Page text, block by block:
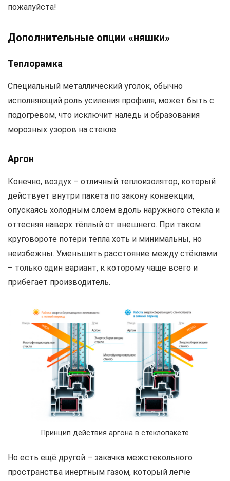
пожалуйста!
Дополнительные опции «няшки»
Теплорамка
Специальный металлический уголок, обычно
исполняющий роль усиления профиля, может быть с
подогревом, что исключит наледь и образования
морозных узоров на стекле.
Аргон
Конечно, воздух – отличный теплоизолятор, который
действует внутри пакета по закону конвекции,
опускаясь холодным слоем вдоль наружного стекла и
оттесняя наверх тёплый от внешнего. При таком
круговороте потери тепла хоть и минимальны, но
неизбежны. Уменьшить расстояние между стёклами
– только один вариант, к которому чаще всего и
прибегает производитель.
Принцип действия аргона в стеклопакете
Но есть ещё другой – закачка межстекольного
пространства инертным газом, который легче